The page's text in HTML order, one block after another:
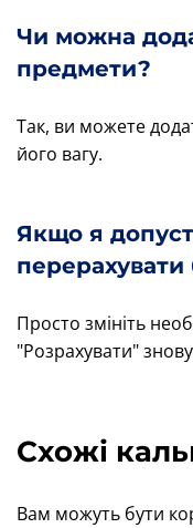
Чи можна
предмети?
Так, ви можете
його вагу.
Якщо я
перерахувати
Просто змініть
"Розрахувати"
Схожі
Вам можуть бути